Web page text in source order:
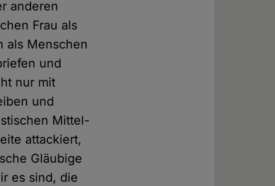
anderen
Frau als
als Menschen
und
nur mit
und
Mittel-
attackiert,
Gläubige
es sind, die